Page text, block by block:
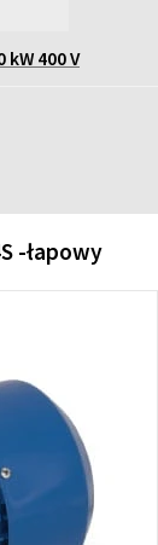
400 V
-łapowy